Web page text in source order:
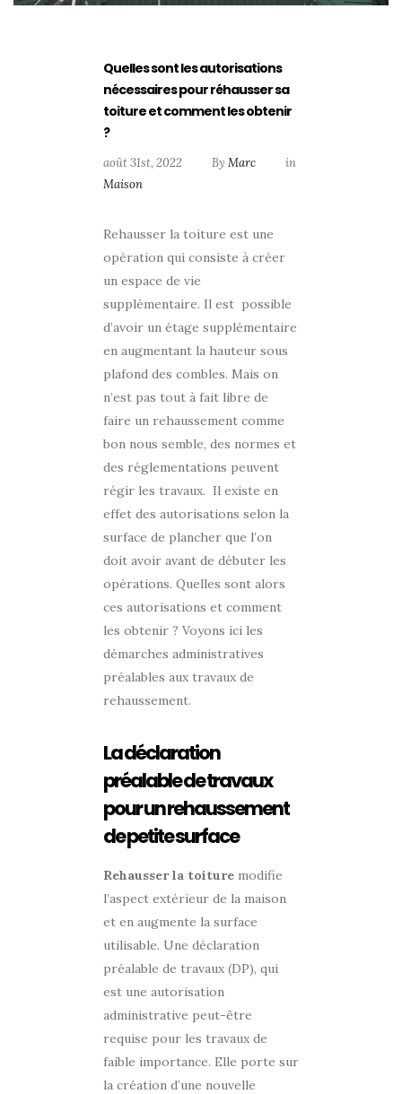
Quelles sont les autorisations
nécessaires pour réhausser sa
toiture et comment les obtenir
?
août 31st, 2022 By Marc
in
Maison
Rehausser la toiture est une
opération qui consiste à créer
un espace de vie
supplémentaire. Il est possible
d’avoir un étage supplémentaire
en augmentant la hauteur sous
plafond des combles. Mais on
n’est pas tout à fait libre de
faire un rehaussement comme
bon nous semble, des normes et
des réglementations peuvent
régir les travaux. Il existe en
effet des autorisations selon la
surface de plancher que l’on
doit avoir avant de débuter les
opérations. Quelles sont alors
ces autorisations et comment
les obtenir ? Voyons ici les
démarches administratives
préalables aux travaux de
rehaussement.
La déclaration
préalable de travaux
pour un rehaussement
de petite surface
Rehausser la toiture modifie
l’aspect extérieur de la maison
et en augmente la surface
utilisable. Une déclaration
préalable de travaux (DP), qui
est une autorisation
administrative peut-être
requise pour les travaux de
faible importance. Elle porte sur
la création d’une nouvelle